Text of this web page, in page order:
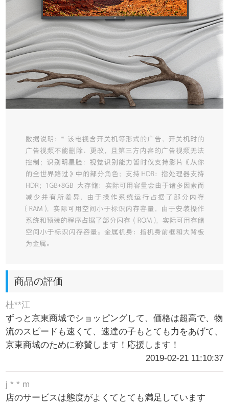
商品の評価
杜**江
ずっと京東商城でショッピングして、価格は超高で、物
流のスピードも速くて、速達の子もとても力をあげて、
京東商城のために称賛します！応援します！
2019-02-21 11:10:37
j * * m
店のサービスは態度がよくてとても満足しています